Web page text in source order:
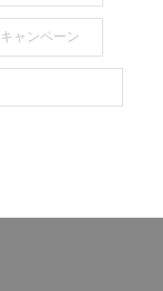
キャンペーン